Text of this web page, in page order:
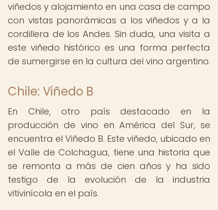
viñedos y alojamiento en una casa de campo
con vistas panorámicas a los viñedos y a la
cordillera de los Andes. Sin duda, una visita a
este viñedo histórico es una forma perfecta
de sumergirse en la cultura del vino argentino.
Chile: Viñedo B
En Chile, otro país destacado en la
producción de vino en América del Sur, se
encuentra el Viñedo B. Este viñedo, ubicado en
el Valle de Colchagua, tiene una historia que
se remonta a más de cien años y ha sido
testigo de la evolución de la industria
vitivinícola en el país.